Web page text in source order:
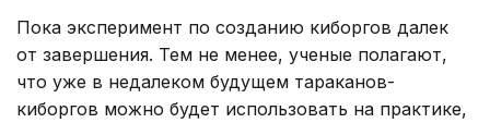
Пока эксперимент по созданию киборгов далек
от завершения. Тем не менее, ученые полагают,
что уже в недалеком будущем тараканов-
киборгов можно будет использовать на практике,